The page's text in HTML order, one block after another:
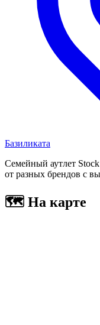
Базиликата
Семейный аутлет
от разных брендов с
🗺 На карте